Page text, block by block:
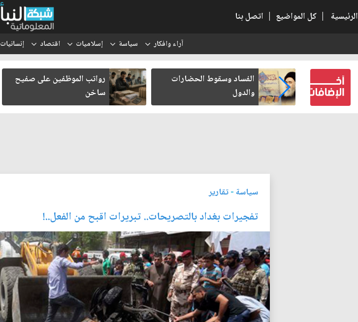
الرئيسية | كل المواضيع | اتصل بنا
آراء وافكار سياسة إسلاميات اقتصاد إنسانيات
كتب لنفسه
الفساد وسقوط الحضارات
والدول
رواتب الموظفين على صفيح
ساخن
سياسة-تقارير
تفجيرات بغداد بالتصريحات.. تبريرات اقبح من الفعل..!